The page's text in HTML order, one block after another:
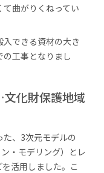
曲がりくねってい
できる資材の大き
工事となりまし
化財保護地域
、3次元モデルの
・モデリング）とレ
活用しました。こ